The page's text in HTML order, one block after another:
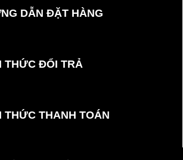
DẪN ĐẶT HÀNG
THỨC ĐỔI TRẢ
THỨC THANH TOÁN